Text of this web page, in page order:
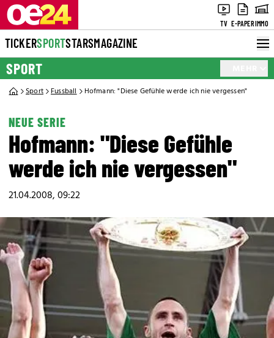
TV E-PAPERIMMO
TICKERSPORTSTARSMAGAZINE
SPORT
Sport Fussball Hofmann: "Diese Gefühle werde ich nie vergessen"
NEUE SERIE
Hofmann: "Diese Gefühle
werde ich nie vergessen"
21.04.2008, 09:22